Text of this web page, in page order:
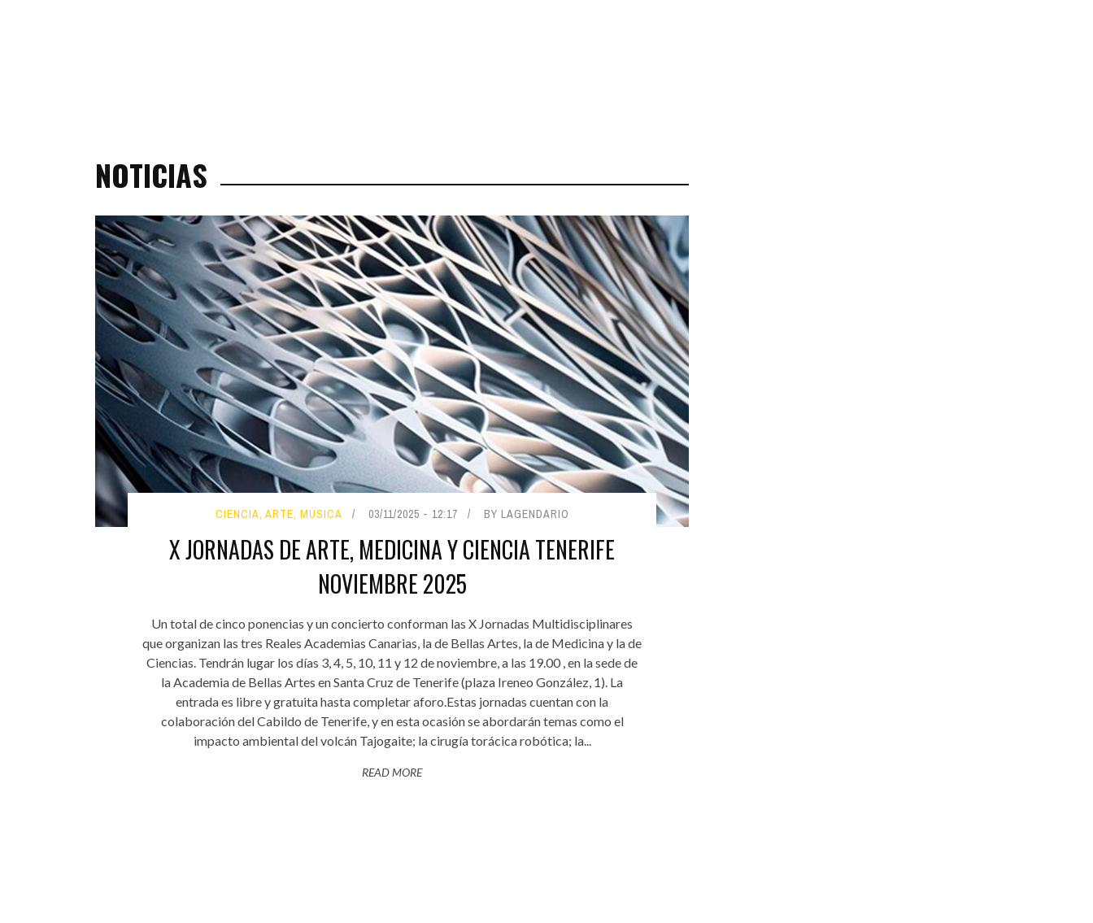
NOTICIAS
CIENCIA, ARTE, MÚSICA 03/11/2025 - 12:17 BY LAGENDARIO
X JORNADAS DE ARTE, MEDICINA Y CIENCIA TENERIFE
NOVIEMBRE 2025
Un total de cinco ponencias y un concierto conforman las X Jornadas Multidisciplinares
que organizan las tres Reales Academias Canarias, la de Bellas Artes, la de Medicina y la de
Ciencias. Tendrán lugar los días 3, 4, 5, 10, 11 y 12 de noviembre, a las 19.00 , en la sede de
la Academia de Bellas Artes en Santa Cruz de Tenerife (plaza Ireneo González, 1). La
entrada es libre y gratuita hasta completar aforo.Estas jornadas cuentan con la
colaboración del Cabildo de Tenerife, y en esta ocasión se abordarán temas como el
impacto ambiental del volcán Tajogaite; la cirugía torácica robótica; la...
READ MORE